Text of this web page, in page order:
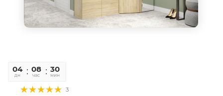
04
дн
08
час
30
мин
3